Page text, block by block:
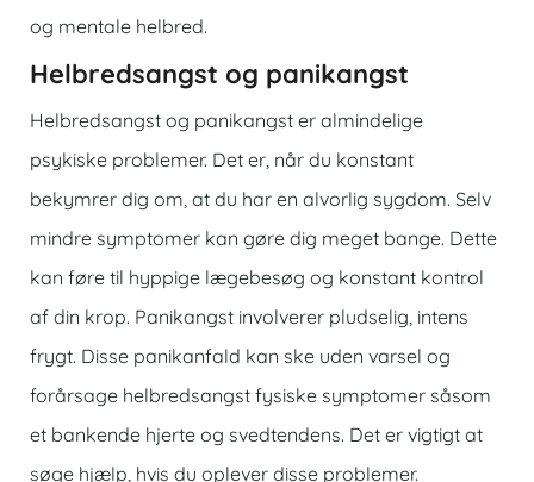
og mentale helbred.
Helbredsangst og panikangst
Helbredsangst og panikangst er almindelige
psykiske problemer. Det er, når du konstant
bekymrer dig om, at du har en alvorlig sygdom. Selv
mindre symptomer kan gøre dig meget bange. Dette
kan føre til hyppige lægebesøg og konstant kontrol
af din krop. Panikangst involverer pludselig, intens
frygt. Disse panikanfald kan ske uden varsel og
forårsage helbredsangst fysiske symptomer såsom
et bankende hjerte og svedtendens. Det er vigtigt at
søge hjælp, hvis du oplever disse problemer.